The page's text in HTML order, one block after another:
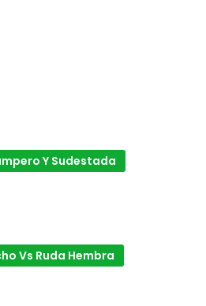
Y Sudestada
Vs Ruda Hembra